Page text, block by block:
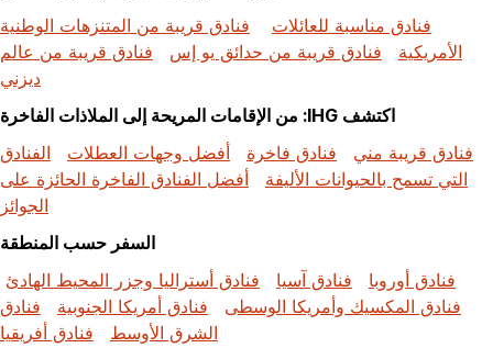
فنادق مناسبة للعائلات
فنادق قريبة من المتنزهات الوطنية
الأمريكية
فنادق قريبة من حدائق يو إس
فنادق قريبة من عالم
ديزني
اكتشف IHG: من الإقامات المريحة إلى الملاذات الفاخرة
فنادق قريبة مني
فنادق فاخرة أفضل وجهات العطلات
الفنادق
التي تسمح بالحيوانات الأليفة
أفضل الفنادق الفاخرة الحائزة على
الجوائز
السفر حسب المنطقة
فنادق أوروبا
فنادق آسيا
فنادق أستراليا وجزر المحيط الهادئ
فنادق المكسيك وأمريكا الوسطى
فنادق أمريكا الجنوبية
فنادق
الشرق الأوسط
فنادق أفريقيا